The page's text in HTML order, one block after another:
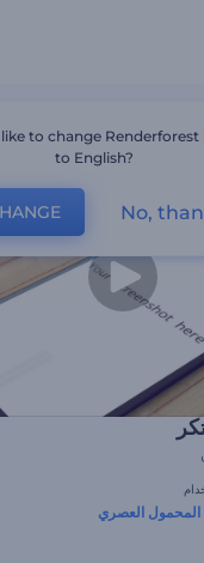
المحمول العصري
to change Renderforest
to English?
No,